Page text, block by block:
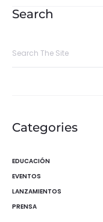
entradas
Search
Categories
EDUCACIÓN
EVENTOS
LANZAMIENTOS
PRENSA